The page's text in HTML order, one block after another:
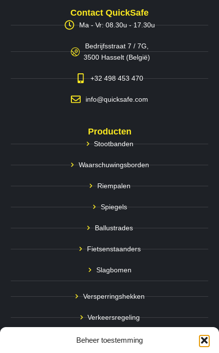
Beheer toestemming
Contact QuickSafe
Ma - Vr: 08.30u - 17.30u
Bedrijfsstraat 7 / 7G,
3500 Hasselt (België)
+32 498 453 470
info@quicksafe.com
Producten
Stootbanden
Waarschuwingsborden
Riempalen
Spiegels
Ballustrades
Fietsenstaanders
Slagbomen
Versperringshekken
Verkeersregeling
Stadspalen